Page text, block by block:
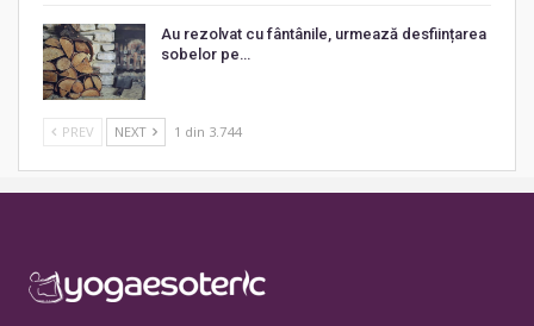
Au rezolvat cu fântânile, urmează desființarea
sobelor pe…
PREV NEXT 1 din 3.744